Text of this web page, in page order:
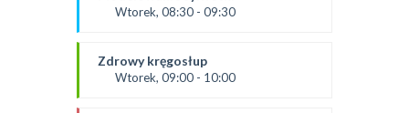
SALA 1
Wtorek, 08:30 - 09:30
prowadząca:
Dominika F
Zdrowy kręgosłup
Wtorek, 09:00 - 10:00